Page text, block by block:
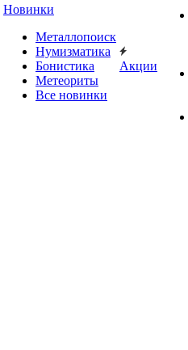
Новинки
Металлопоиск
Нумизматика
Бонистика
Метеориты
Все новинки
Акции